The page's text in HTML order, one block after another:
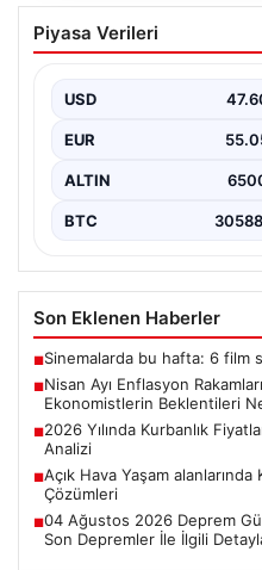
Nisan Ayı
Zaman
Türkiye İstatistik Kurumu
Piyasa Verileri
USD
EUR
ALTIN
BTC
Son Eklenen Haberler
■Sinemalarda bu hafta: 6 film
■Nisan Ayı Enflasyon
Ekonomistlerin Beklentileri
■2026 Yılında Kurbanlık
Analizi
■Açık Hava Yaşam
Çözümleri
■04 Ağustos 2026 Deprem
Son Depremler İle İlgili